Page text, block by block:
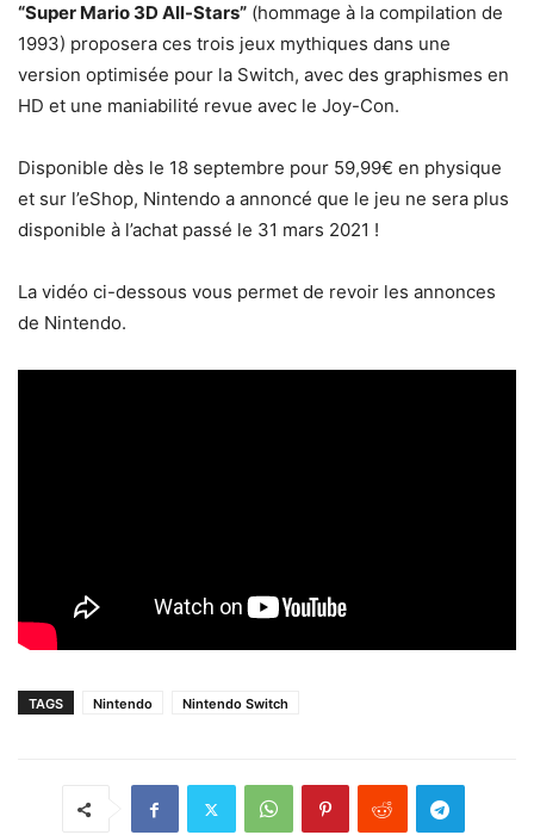
“Super Mario 3D All-Stars” (hommage à la compilation de
1993) proposera ces trois jeux mythiques dans une
version optimisée pour la Switch, avec des graphismes en
HD et une maniabilité revue avec le Joy-Con.
Disponible dès le 18 septembre pour 59,99€ en physique
et sur l’eShop, Nintendo a annoncé que le jeu ne sera plus
disponible à l’achat passé le 31 mars 2021 !
La vidéo ci-dessous vous permet de revoir les annonces
de Nintendo.
TAGS Nintendo Nintendo Switch